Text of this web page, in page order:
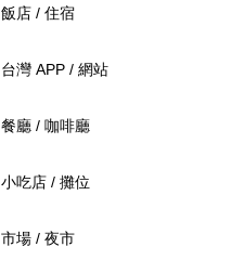
飯店 / 住宿
台灣 APP / 網站
餐廳 / 咖啡廳
小吃店 / 攤位
市場 / 夜市